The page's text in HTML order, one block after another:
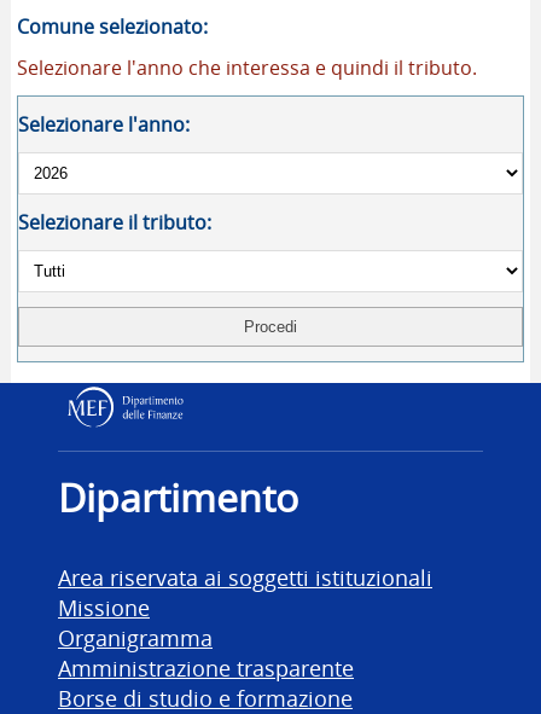
Comune selezionato:
Selezionare l'anno che interessa e quindi il tributo.
Selezionare l'anno:
Selezionare il tributo:
Dipartimento delle
Dipartimento
Area riservata ai soggetti istituzionali
Missione
Organigramma
Amministrazione trasparente
Borse di studio e formazione